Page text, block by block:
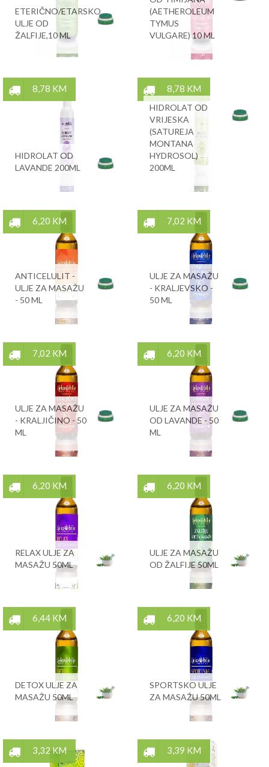
ETERIČNO/ETARSKO
ULJE OD
ŽALFIJE,10 ML
(AETHEROLEUM
TYMUS
VULGARE) 10 ML
8,78 KM
HIDROLAT OD
LAVANDE 200ML
8,78 KM
HIDROLAT OD
VRIJESKA
(SATUREJA
MONTANA
HYDROSOL)
200ML
6,20 KM
ANTICELULIT -
ULJE ZA MASAŽU
- 50 ML
7,02 KM
ULJE ZA MASAŽU
- KRALJEVSKO -
50 ML
7,02 KM
ULJE ZA MASAŽU
- KRALJIČINO - 50
ML
6,20 KM
ULJE ZA MASAŽU
OD LAVANDE - 50
ML
6,20 KM
RELAX ULJE ZA
MASAŽU 50ML
6,20 KM
ULJE ZA MASAŽU
OD ŽALFIJE 50ML
6,44 KM
DETOX ULJE ZA
MASAŽU 50ML
6,20 KM
SPORTSKO ULJE
ZA MASAŽU 50ML
3,32 KM 3,39 KM